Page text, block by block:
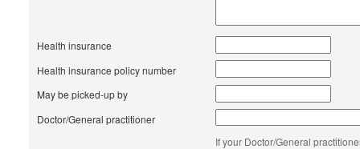
Health insurance
Health insurance policy number
May be picked-up by
Doctor/General practitioner
If your Doctor/General